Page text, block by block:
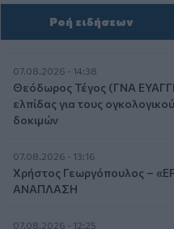
Ροή ειδήσεων
07.08.2026 - 14:38
Θεόδωρος Τέγος (ΓΝΑ
ελπίδας για τους
δοκιμών
07.08.2026 - 13:16
Χρήστος Γεωργόπουλος –
ΑΝΑΠΛΑΣΗ
07.08.2026 - 12:25